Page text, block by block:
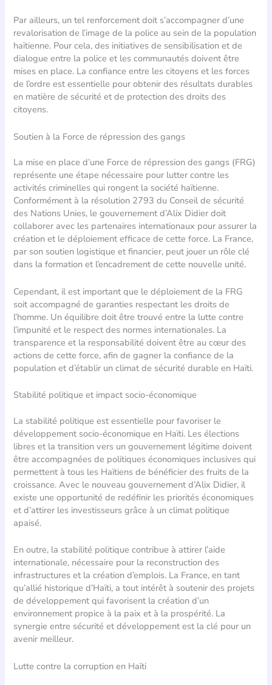
Par ailleurs, un tel renforcement doit s’accompagner d’une
revalorisation de l’image de la police au sein de la population
haïtienne. Pour cela, des initiatives de sensibilisation et de
dialogue entre la police et les communautés doivent être
mises en place. La confiance entre les citoyens et les forces
de l’ordre est essentielle pour obtenir des résultats durables
en matière de sécurité et de protection des droits des
citoyens.
Soutien à la Force de répression des gangs
La mise en place d’une Force de répression des gangs (FRG)
représente une étape nécessaire pour lutter contre les
activités criminelles qui rongent la société haïtienne.
Conformément à la résolution 2793 du Conseil de sécurité
des Nations Unies, le gouvernement d’Alix Didier doit
collaborer avec les partenaires internationaux pour assurer la
création et le déploiement efficace de cette force. La France,
par son soutien logistique et financier, peut jouer un rôle clé
dans la formation et l’encadrement de cette nouvelle unité.
Cependant, il est important que le déploiement de la FRG
soit accompagné de garanties respectant les droits de
l’homme. Un équilibre doit être trouvé entre la lutte contre
l’impunité et le respect des normes internationales. La
transparence et la responsabilité doivent être au cœur des
actions de cette force, afin de gagner la confiance de la
population et d’établir un climat de sécurité durable en Haïti.
Stabilité politique et impact socio-économique
La stabilité politique est essentielle pour favoriser le
développement socio-économique en Haïti. Les élections
libres et la transition vers un gouvernement légitime doivent
être accompagnées de politiques économiques inclusives qui
permettent à tous les Haïtiens de bénéficier des fruits de la
croissance. Avec le nouveau gouvernement d’Alix Didier, il
existe une opportunité de redéfinir les priorités économiques
et d’attirer les investisseurs grâce à un climat politique
apaisé.
En outre, la stabilité politique contribue à attirer l’aide
internationale, nécessaire pour la reconstruction des
infrastructures et la création d’emplois. La France, en tant
qu’allié historique d’Haïti, a tout intérêt à soutenir des projets
de développement qui favorisent la création d’un
environnement propice à la paix et à la prospérité. La
synergie entre sécurité et développement est la clé pour un
avenir meilleur.
Lutte contre la corruption en Haïti